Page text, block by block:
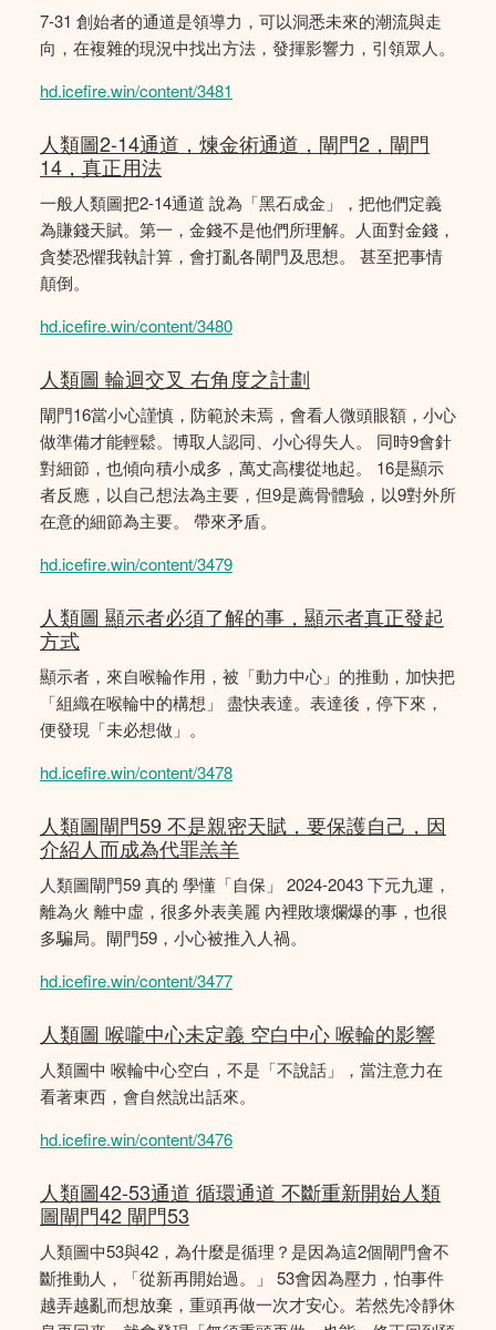
7-31 創始者的通道是領導力，可以洞悉未來的潮流與走
向，在複雜的現況中找出方法，發揮影響力，引領眾人。
hd.icefire.win/content/3481
人類圖2-14通道，煉金術通道，閘門2，閘門
14，真正用法
一般人類圖把2-14通道 說為「黑石成金」，把他們定義
為賺錢天賦。第一，金錢不是他們所理解。人面對金錢，
貪婪恐懼我執計算，會打亂各閘門及思想。 甚至把事情
顛倒。
hd.icefire.win/content/3480
人類圖 輪迴交叉 右角度之計劃
閘門16當小心謹慎，防範於未焉，會看人微頭眼額，小心
做準備才能輕鬆。博取人認同、小心得失人。 同時9會針
對細節，也傾向積小成多，萬丈高樓從地起。 16是顯示
者反應，以自己想法為主要，但9是薦骨體驗，以9對外所
在意的細節為主要。 帶來矛盾。
hd.icefire.win/content/3479
人類圖 顯示者必須了解的事，顯示者真正發起
方式
顯示者，來自喉輪作用，被「動力中心」的推動，加快把
「組織在喉輪中的構想」 盡快表達。表達後，停下來，
便發現「未必想做」。
hd.icefire.win/content/3478
人類圖閘門59 不是親密天賦，要保護自己，因
介紹人而成為代罪羔羊
人類圖閘門59 真的 學懂「自保」 2024-2043 下元九運，
離為火 離中虛，很多外表美麗 內裡敗壞爛爆的事，也很
多騙局。閘門59，小心被推入人禍。
hd.icefire.win/content/3477
人類圖 喉嚨中心未定義 空白中心 喉輪的影響
人類圖中 喉輪中心空白，不是「不說話」，當注意力在
看著東西，會自然說出話來。
hd.icefire.win/content/3476
人類圖42-53通道 循環通道 不斷重新開始人類
圖閘門42 閘門53
人類圖中53與42，為什麼是循理？是因為這2個閘門會不
斷推動人，「從新再開始過。」 53會因為壓力，怕事件
越弄越亂而想放棄，重頭再做一次才安心。若然先冷靜休